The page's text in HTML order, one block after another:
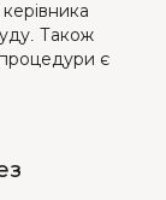
Також
є